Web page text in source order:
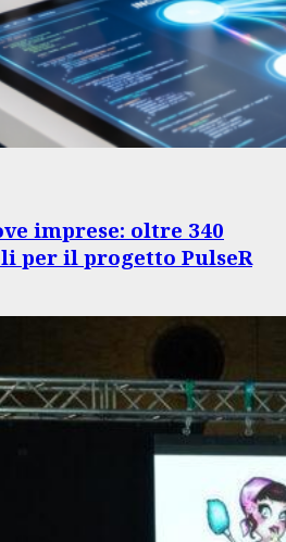
imprese: oltre 340
per il progetto PulseR